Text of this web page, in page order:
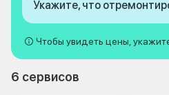
Укажите, что
Чтобы увидеть цены,
6 сервисов